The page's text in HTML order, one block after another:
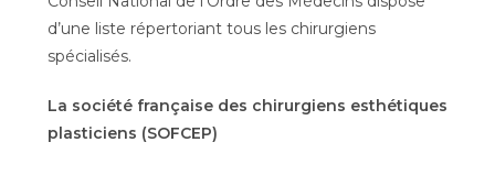
d’une liste répertoriant tous les chirurgiens
spécialisés.
La société française des chirurgiens esthétiques
plasticiens (SOFCEP)